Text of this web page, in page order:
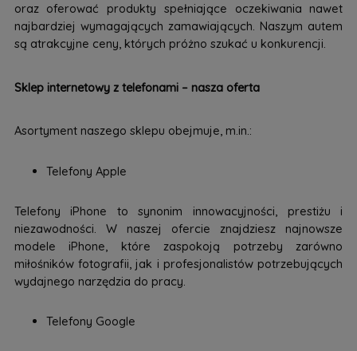
oraz oferować produkty spełniające oczekiwania nawet
najbardziej wymagających zamawiających. Naszym autem
są atrakcyjne ceny, których próżno szukać u konkurencji.
Sklep internetowy z telefonami – nasza oferta
Asortyment naszego sklepu obejmuje, m.in.:
Telefony Apple
Telefony iPhone to synonim innowacyjności, prestiżu i
niezawodności. W naszej ofercie znajdziesz najnowsze
modele iPhone, które zaspokoją potrzeby zarówno
miłośników fotografii, jak i profesjonalistów potrzebujących
wydajnego narzędzia do pracy.
Telefony Google